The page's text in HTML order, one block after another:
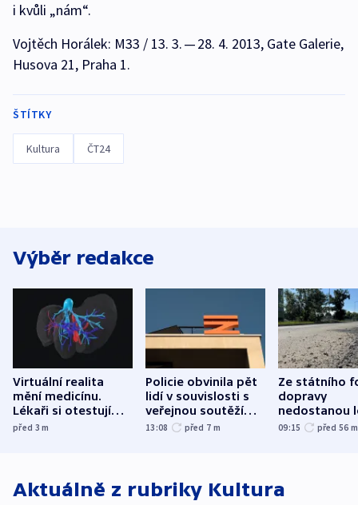
i kvůli „nám“.
Vojtěch Horálek: M33 / 13. 3. — 28. 4. 2013, Gate Galerie,
Husova 21, Praha 1.
ŠTÍTKY
Kultura ČT24
Výběr redakce
Virtuální realita
mění medicínu.
Lékaři si otestují
každý řez, říká
před 3m
Policie obvinila pět
lidí v souvislosti s
veřejnou soutěží
Správy železnic
13:08 před 7 m
Ze státního
dopravy
nedostanou
kraje na
09:15 před 56 m
Aktuálně z rubriky Kultura